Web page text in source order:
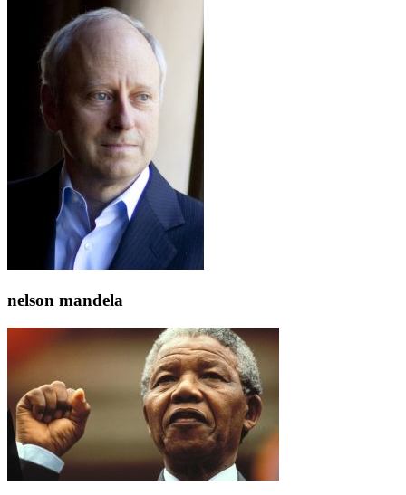
nelson mandela